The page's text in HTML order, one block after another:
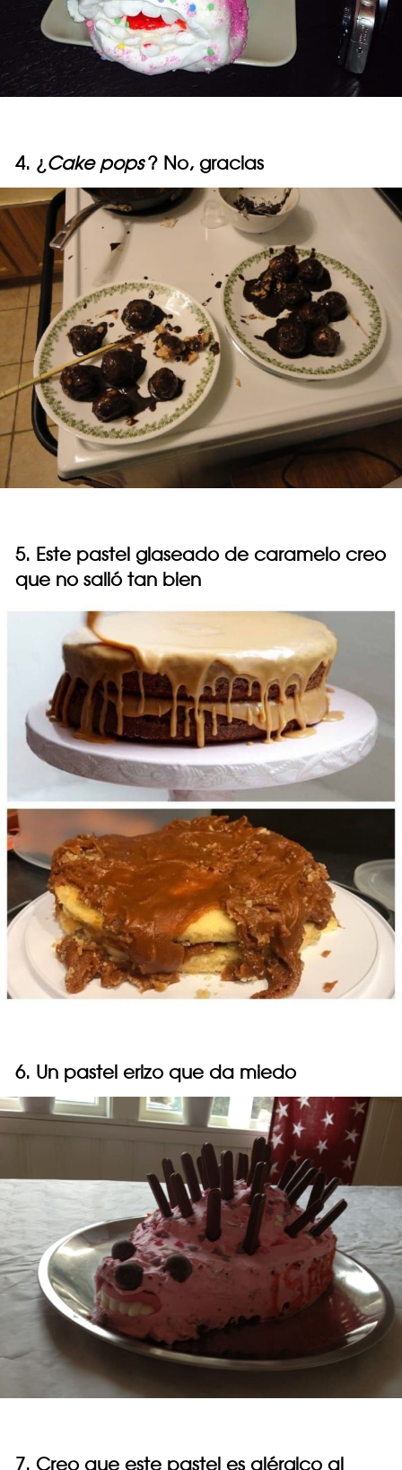
4. ¿ Cake pops ? No, gracias
5. Este pastel glaseado de caramelo creo
que no salió tan bien
6. Un pastel erizo que da miedo
7. Creo que este pastel es alérgico al